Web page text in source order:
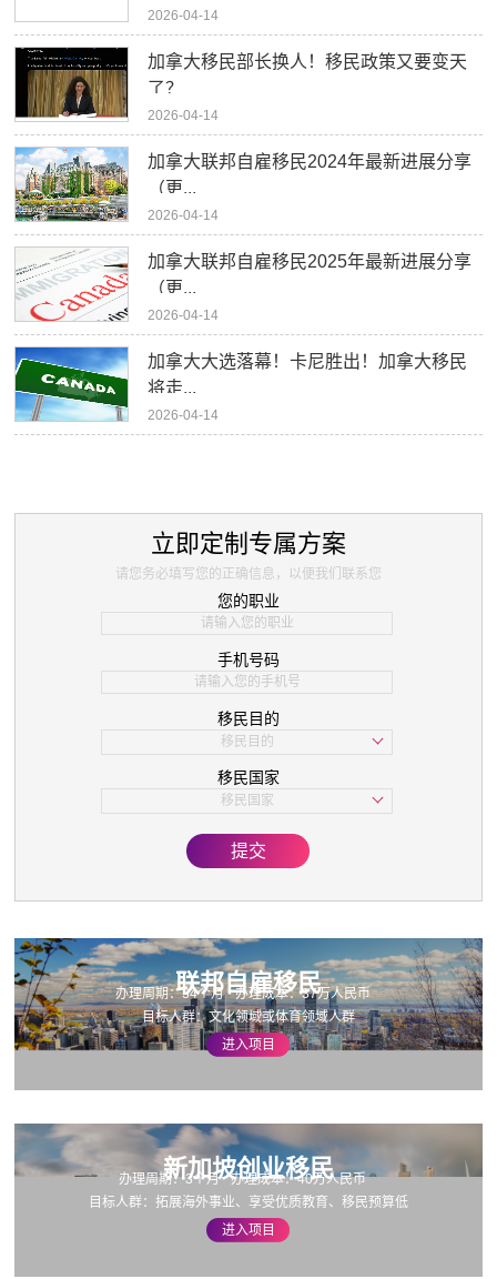
2026-04-14
加拿大移民部长换人！移民政策又要变天
了？
2026-04-14
加拿大联邦自雇移民2024年最新进展分享
（更...
2026-04-14
加拿大联邦自雇移民2025年最新进展分享
（更...
2026-04-14
加拿大大选落幕！卡尼胜出！加拿大移民
将走...
2026-04-14
立即定制专属方案
请您务必填写您的正确信息，以便我们联系您
您的职业
手机号码
移民目的
移民目的
子女教育
移民国家
移民国家
欧洲
亚洲
提交
联邦自雇移民
办理周期：34个月
办理成本：37万人民币
目标人群：文化领域或体育领域人群
进入项目
新加坡创业移民
办理周期：3个月
办理成本：40万人民币
目标人群：拓展海外事业、享受优质教育、移民预算低
进入项目